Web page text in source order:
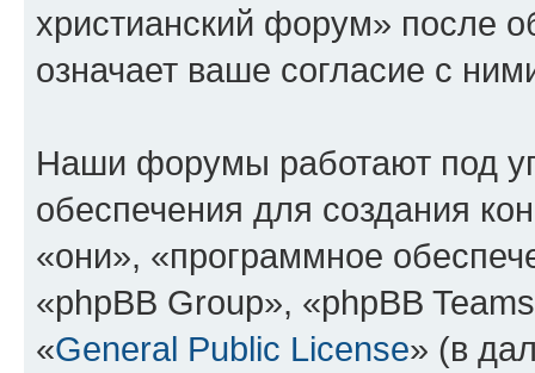
христианский форум» после
означает ваше согласие с
Наши форумы работают под
обеспечения для создания
«они», «программное
«phpBB Group», «phpBB
«General Public License» (в